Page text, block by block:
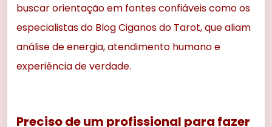
buscar orientação em fontes confiáveis como os
especialistas do Blog Ciganos do Tarot, que aliam
análise de energia, atendimento humano e
experiência de verdade.
Preciso de um profissional para fazer